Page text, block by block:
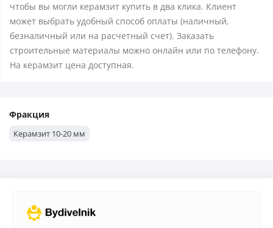
чтобы вы могли керамзит купить в два клика. Клиент
может выбрать удобный способ оплаты (наличный,
безналичный или на расчетный счет). Заказать
строительные материалы можно онлайн или по телефону.
На керамзит цена доступная.
Фракция
Керамзит 10-20 мм